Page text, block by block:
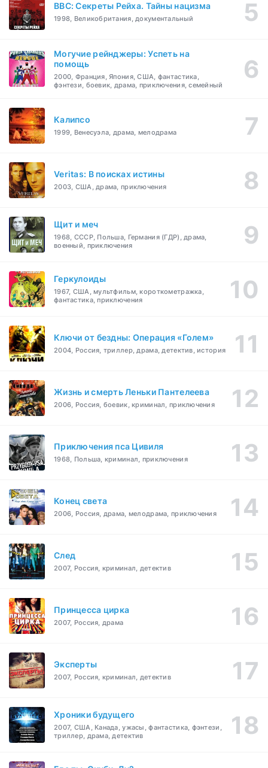
BBC: Секреты Рейха. Тайны нацизма
1998, Великобритания, документальный
Могучие рейнджеры: Успеть на
помощь
2000, Франция, Япония, США, фантастика,
фэнтези, боевик, драма, приключения, семейный
Калипсо
1999, Венесуэла, драма, мелодрама
Veritas: В поисках истины
2003, США, драма, приключения
Щит и меч
1968, СССР, Польша, Германия (ГДР), драма,
военный, приключения
Геркулоиды
1967, США, мультфильм, короткометражка,
фантастика, приключения
Ключи от бездны: Операция «Голем»
2004, Россия, триллер, драма, детектив, история
Жизнь и смерть Леньки Пантелеева
2006, Россия, боевик, криминал, приключения
Приключения пса Цивиля
1968, Польша, криминал, приключения
Конец света
2006, Россия, драма, мелодрама, приключения
След
2007, Россия, криминал, детектив
Принцесса цирка
2007, Россия, драма
Эксперты
2007, Россия, криминал, детектив
Хроники будущего
2007, США, Канада, ужасы, фантастика, фэнтези,
триллер, драма, детектив